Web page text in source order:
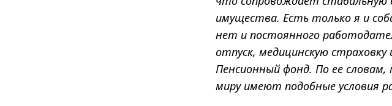
имущества. Есть только я и
нет и постоянного
отпуск, медицинскую
Пенсионный фонд. По ее
миру имеют подобные условия